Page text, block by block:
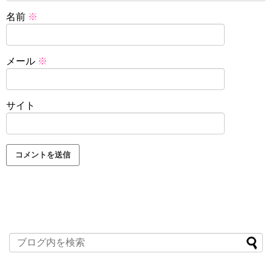
名前 ※
メール ※
サイト